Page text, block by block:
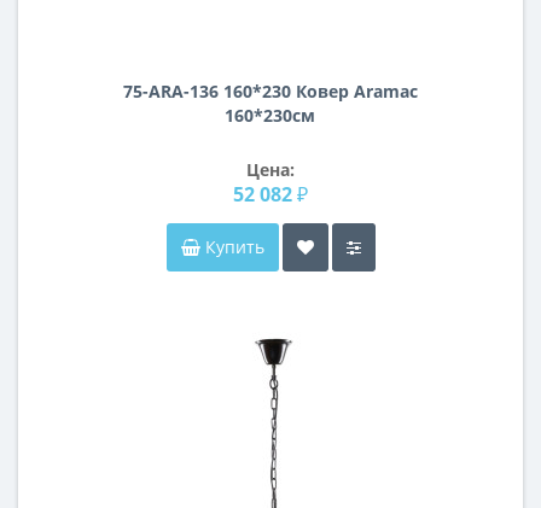
75-ARA-136 160*230 Ковер Aramac
160*230см
Цена:
52 082 ₽
Купить